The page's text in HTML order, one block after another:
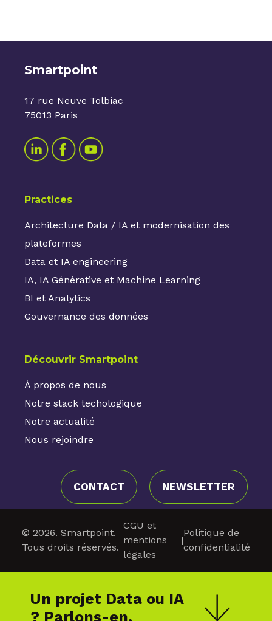
Smartpoint
17 rue Neuve Tolbiac
75013 Paris
Practices
Architecture Data / IA et modernisation des
plateformes
Data et IA engineering
IA, IA Générative et Machine Learning
BI et Analytics
Gouvernance des données
Découvrir Smartpoint
À propos de nous
Notre stack techologique
Notre actualité
Nous rejoindre
CONTACT NEWSLETTER
© 2026. Smartpoint.
Tous droits réservés.
CGU et
mentions
légales
|
Politique de
confidentialité
Un projet Data ou IA
? Parlons-en.